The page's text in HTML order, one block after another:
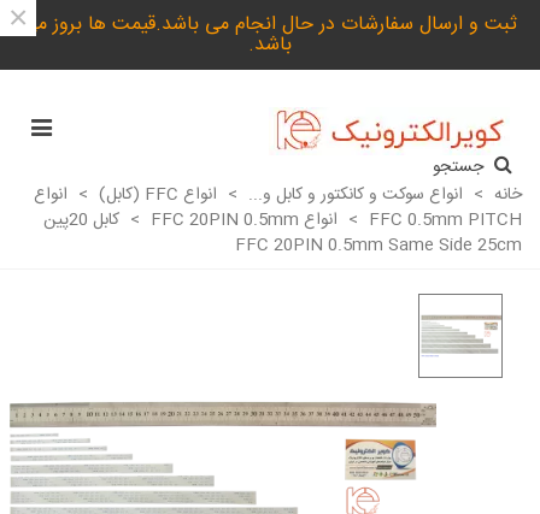
ثبت و ارسال سفارشات در حال انجام می باشد.قیمت ها بروز می
باشد.
×
جستجو
خانه > انواع سوکت و کانکتور و کابل و... > انواع FFC (کابل) > انواع
FFC 0.5mm PITCH
> انواع FFC 20PIN 0.5mm >
کابل 20پین
FFC 20PIN 0.5mm Same Side 25cm